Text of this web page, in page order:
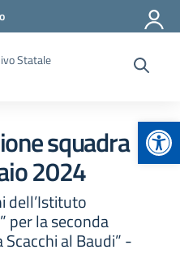
Statale
squadra
2024
dell’Istituto
per la seconda
al Baudi” -